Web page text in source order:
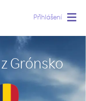
Přihlášení
Grónsko